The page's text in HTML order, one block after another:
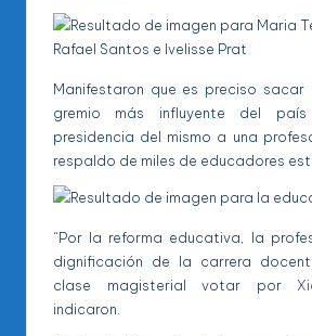
Manifestaron que es preciso sacar
gremio más influyente del
presidencia del mismo a una
respaldo de miles de educadores
“Por la reforma educativa, la
dignificación de la carrera
clase magisterial votar por
indicaron.